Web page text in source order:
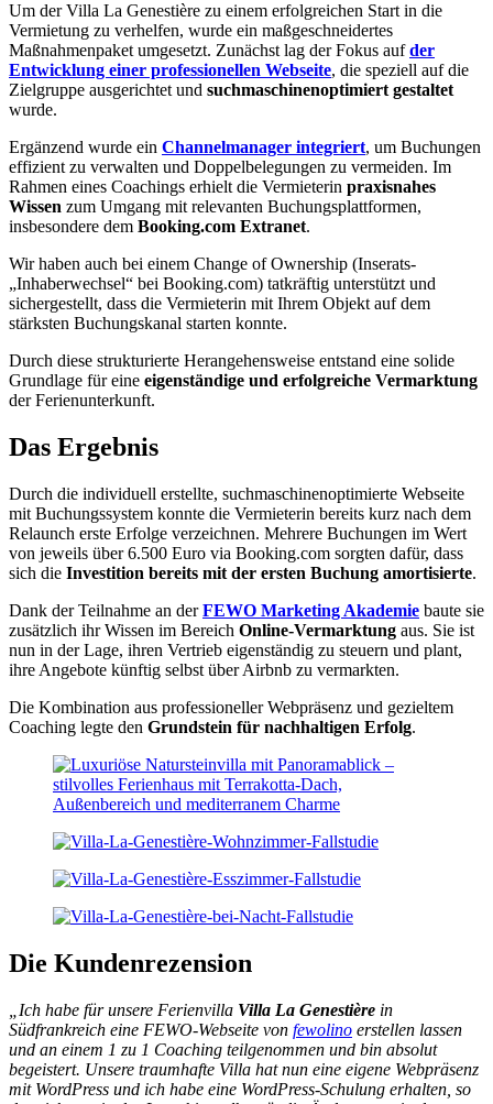
Um der Villa La Genestière zu einem erfolgreichen Start in die
Vermietung zu verhelfen, wurde ein maßgeschneidertes
Maßnahmenpaket umgesetzt. Zunächst lag der Fokus aufder
Entwicklung einer professionellen Webseite, die speziell auf die
Zielgruppe ausgerichtet und suchmaschinenoptimiert gestaltet
wurde.
Ergänzend wurde ein Channelmanager integriert, um Buchungen
effizient zu verwalten und Doppelbelegungen zu vermeiden. Im
Rahmen eines Coachings erhielt die Vermieterin praxisnahes
Wissen zum Umgang mit relevanten Buchungsplattformen,
insbesondere dem Booking.com Extranet.
Wir haben auch bei einem Change of Ownership (Inserats-
„Inhaberwechsel“ bei Booking.com) tatkräftig unterstützt und
sichergestellt, dass die Vermieterin mit Ihrem Objekt auf dem
stärksten Buchungskanal starten konnte.
Durch diese strukturierte Herangehensweise entstand eine solide
Grundlage für eine eigenständige und erfolgreiche Vermarktung
der Ferienunterkunft.
Das Ergebnis
Durch die individuell erstellte, suchmaschinenoptimierte Webseite
mit Buchungssystem konnte die Vermieterin bereits kurz nach dem
Relaunch erste Erfolge verzeichnen. Mehrere Buchungen im Wert
von jeweils über 6.500 Euro via Booking.com sorgten dafür, dass
sich die Investition bereits mit der ersten Buchung amortisierte.
Dank der Teilnahme an derFEWO Marketing Akademie baute sie
zusätzlich ihr Wissen im Bereich Online-Vermarktung aus. Sie ist
nun in der Lage, ihren Vertrieb eigenständig zu steuern und plant,
ihre Angebote künftig selbst über Airbnb zu vermarkten.
Die Kombination aus professioneller Webpräsenz und gezieltem
Coaching legte den Grundstein für nachhaltigen Erfolg.
Die Kundenrezension
„Ich habe für unsere Ferienvilla Villa La Genestière in
Südfrankreich eine FEWO-Webseite von fewolino erstellen lassen
und an einem 1 zu 1 Coaching teilgenommen und bin absolut
begeistert. Unsere traumhafte Villa hat nun eine eigene Webpräsenz
mit WordPress und ich habe eine WordPress-Schulung erhalten, so